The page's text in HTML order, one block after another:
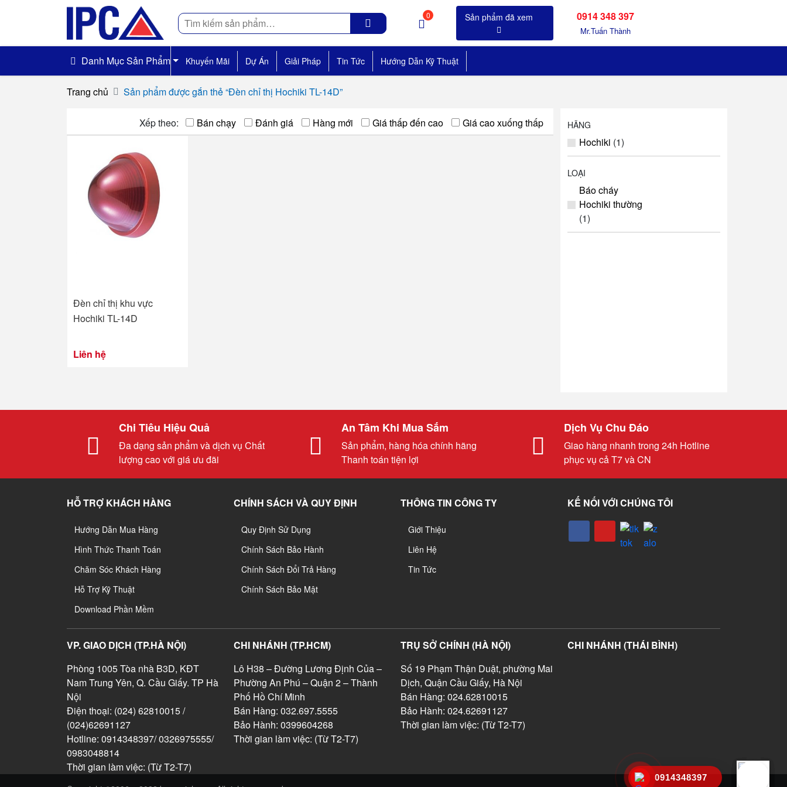
Tìm
kiếm
0 0914 348 397
Mr.Tuấn Thành
Danh Mục Sản Phẩm Khuyến Mãi Dự Án Giải Pháp Tin Tức Hướng Dẫn Kỹ Thuật
Trang chủ Sản phẩm được gắn thẻ “Đèn chỉ thị Hochiki TL-14D”
Xếp theo: Bán chạy Đánh giá Hàng mới Giá thấp đến cao Giá cao xuống thấp
Đèn chỉ thị khu vực
Hochiki TL-14D
Liên hệ
HÃNG
Hochiki (1)
LOẠI
Báo cháy
Hochiki thường
(1)
Chi Tiêu Hiệu Quả
Đa dạng sản phẩm và dịch vụ Chất
lượng cao với giá ưu đãi
An Tâm Khi Mua Sắm
Sản phẩm, hàng hóa chính hãng
Thanh toán tiện lợi
Dịch Vụ Chu Đáo
Giao hàng nhanh trong 24h Hotline
phục vụ cả T7 và CN
HỖ TRỢ KHÁCH HÀNG
Hướng Dẫn Mua Hàng
Hình Thức Thanh Toán
Chăm Sóc Khách Hàng
Hỗ Trợ Kỹ Thuật
Download Phần Mềm
CHÍNH SÁCH VÀ QUY ĐỊNH
Quy Định Sử Dụng
Chính Sách Bảo Hành
Chính Sách Đổi Trả Hàng
Chính Sách Bảo Mật
THÔNG TIN CÔNG TY
Giới Thiệu
Liên Hệ
Tin Tức
KẾ NỐI VỚI CHÚNG TÔI
VP. GIAO DỊCH (TP.HÀ NỘI)
Phòng 1005 Tòa nhà B3D, KĐT
Nam Trung Yên, Q. Cầu Giấy. TP Hà
Nội
Điện thoại: (024) 62810015 /
(024)62691127
Hotline: 0914348397/ 0326975555/
0983048814
Thời gian làm việc: (Từ T2-T7)
CHI NHÁNH (TP.HCM)
Lô H38 – Đường Lương Định Của –
Phường An Phú – Quận 2 – Thành
Phố Hồ Chí Minh
Bán Hàng: 032.697.5555
Bảo Hành: 0399604268
Thời gian làm việc: (Từ T2-T7)
TRỤ SỞ CHÍNH (HÀ NỘI)
Số 19 Phạm Thận Duật, phường Mai
Dịch, Quận Cầu Giấy, Hà Nội
Bán Hàng: 024.62810015
Bảo Hành: 024.62691127
Thời gian làm việc: (Từ T2-T7)
CHI NHÁNH (THÁI BÌNH)
0914348397